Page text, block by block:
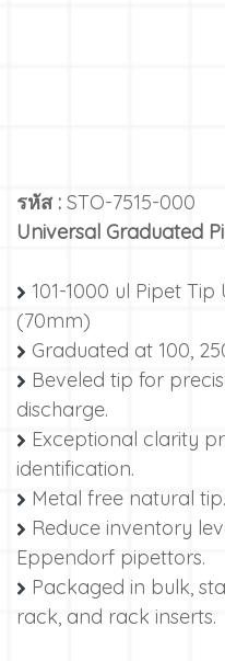
รหัส : STO-7515-000
Universal Graduated
101-1000 ul Pipet
(70mm)
Graduated at 100,
Beveled tip for
discharge.
Exceptional clarity
identification.
Metal free natural tip.
Reduce inventory
Eppendorf pipettors.
Packaged in bulk,
rack, and rack inserts.